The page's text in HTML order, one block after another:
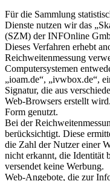
Für die Sammlung
Dienste nutzen wir das
(SZM) der INFOnline
Dieses Verfahren erhebt
Reichweitenmessung
Computersystemen
„ioam.de“, „ivwbox.de“,
Signatur, die aus
Web-Browsers erstellt
Form genutzt.
Bei der
berücksichtigt. Diese
die Zahl der Nutzer einer
nicht erkannt, die Identität
versendet keine Werbung.
Web-Angebote, die zur